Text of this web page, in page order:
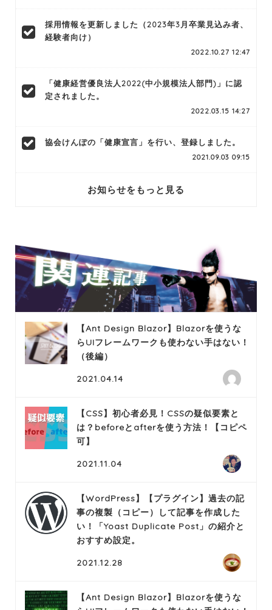
採用情報を更新しました（2023年3月卒業見込み者、
経験者向け）
2022.10.27 12:47
「健康経営優良法人2022(中小規模法人部門)」に認
定されました。
2022.03.15 14:27
協会けんぽの「健康宣言」を行い、登録しました。
2021.09.03 09:15
お知らせをもっと見る
【Ant Design Blazor】Blazorを使うな
らUIフレームワークも使わない手はない！
（後編）
2021.04.14
【CSS】初心者必見！CSSの疑似要素と
は？beforeとafterを使う方法！【コピペ
可】
2021.11.04
【WordPress】【プラグイン】過去の記
事の複製（コピー）して記事を作成した
い！「Yoast Duplicate Post」の紹介と
おすすめ設定。
2021.12.28
【Ant Design Blazor】Blazorを使うな